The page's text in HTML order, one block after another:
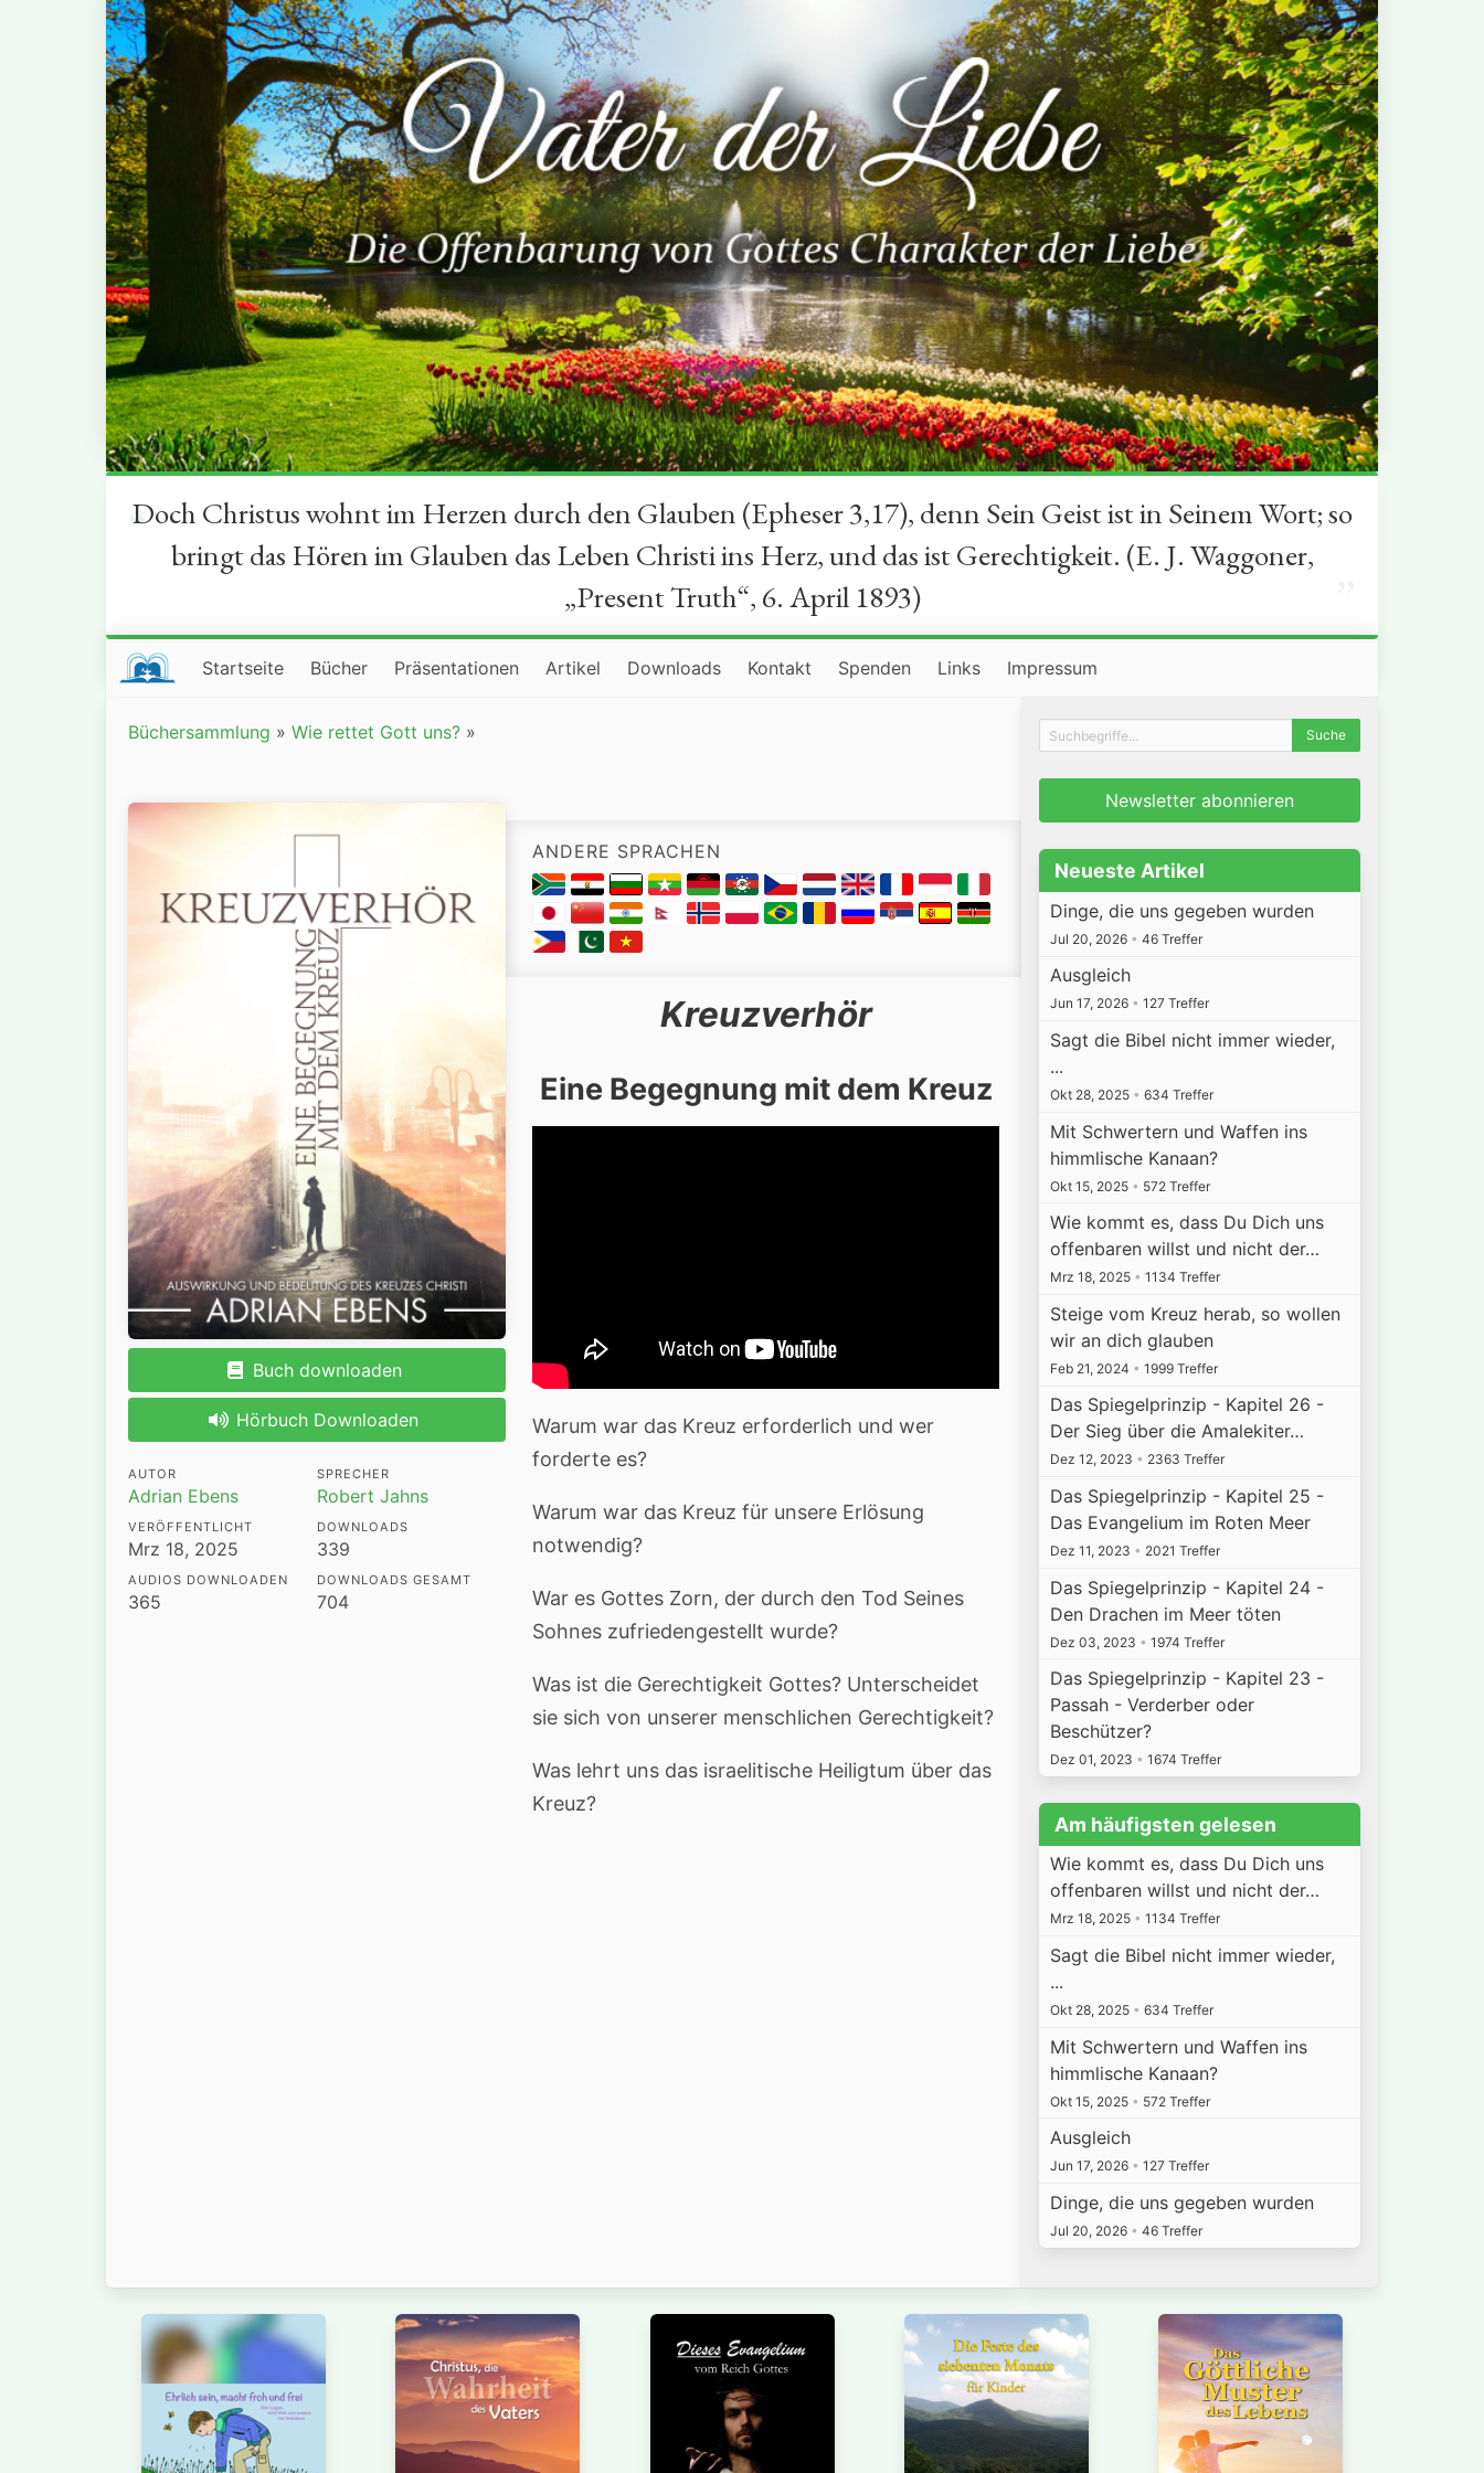
“
Doch Christus wohnt im Herzen durch den Glauben (Epheser 3,17), denn Sein Geist ist in Seinem Wort; so
bringt das Hören im Glauben das Leben Christi ins Herz, und das ist Gerechtigkeit. (E. J. Waggoner,
„Present Truth“, 6. April 1893)
Startseite Bücher Präsentationen Artikel Downloads Kontakt Spenden Links Impressum
Büchersammlung » Wie rettet Gott uns? »
Buch downloaden
Hörbuch Downloaden
AUTOR
Adrian Ebens
SPRECHER
Robert Jahns
VERÖFFENTLICHT
Mrz 18, 2025
DOWNLOADS
339
AUDIOS DOWNLOADEN
365
DOWNLOADS GESAMT
704
ANDERE SPRACHEN
Kreuzverhör
Eine Begegnung mit dem Kreuz
Warum war das Kreuz erforderlich und wer
forderte es?
Warum war das Kreuz für unsere Erlösung
notwendig?
War es Gottes Zorn, der durch den Tod Seines
Sohnes zufriedengestellt wurde?
Was ist die Gerechtigkeit Gottes? Unterscheidet
sie sich von unserer menschlichen Gerechtigkeit?
Was lehrt uns das israelitische Heiligtum über das
Kreuz?
Newsletter abonnieren
Neueste Artikel
Dinge, die uns gegeben wurden
Jul 20, 2026 • 46 Treffer
Ausgleich
Jun 17, 2026 • 127 Treffer
Sagt die Bibel nicht immer wieder,
...
Okt 28, 2025 • 634 Treffer
Mit Schwertern und Waffen ins
himmlische Kanaan?
Okt 15, 2025 • 572 Treffer
Wie kommt es, dass Du Dich uns
offenbaren willst und nicht der…
Mrz 18, 2025 • 1134 Treffer
Steige vom Kreuz herab, so wollen
wir an dich glauben
Feb 21, 2024 • 1999 Treffer
Das Spiegelprinzip - Kapitel 26 -
Der Sieg über die Amalekiter…
Dez 12, 2023 • 2363 Treffer
Das Spiegelprinzip - Kapitel 25 -
Das Evangelium im Roten Meer
Dez 11, 2023 • 2021 Treffer
Das Spiegelprinzip - Kapitel 24 -
Den Drachen im Meer töten
Dez 03, 2023 • 1974 Treffer
Das Spiegelprinzip - Kapitel 23 -
Passah - Verderber oder
Beschützer?
Dez 01, 2023 • 1674 Treffer
Am häufigsten gelesen
Wie kommt es, dass Du Dich uns
offenbaren willst und nicht der…
Mrz 18, 2025 • 1134 Treffer
Sagt die Bibel nicht immer wieder,
...
Okt 28, 2025 • 634 Treffer
Mit Schwertern und Waffen ins
himmlische Kanaan?
Okt 15, 2025 • 572 Treffer
Ausgleich
Jun 17, 2026 • 127 Treffer
Dinge, die uns gegeben wurden
Jul 20, 2026 • 46 Treffer